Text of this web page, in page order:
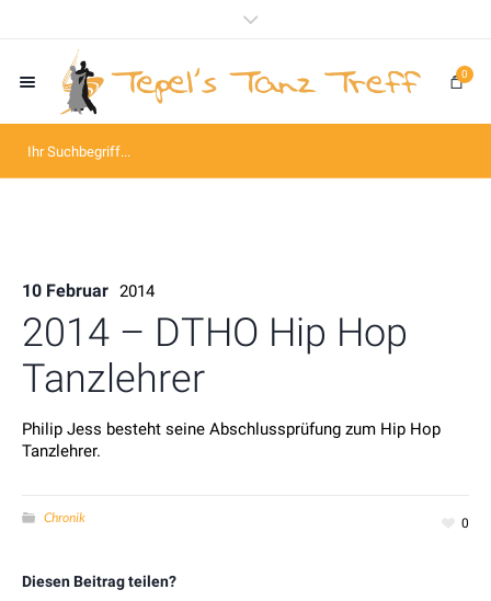
0
10 Februar 2014
2014 – DTHO Hip Hop
Tanzlehrer
Philip Jess besteht seine Abschlussprüfung zum Hip Hop
Tanzlehrer.
0
Chronik
Diesen Beitrag teilen?